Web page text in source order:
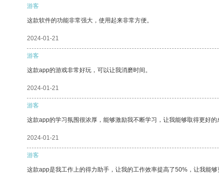
游客
这款软件的功能非常强大，使用起来非常方便。
2024-01-21
游客
这款app的游戏非常好玩，可以让我消磨时间。
2024-01-21
游客
这款app的学习氛围很浓厚，能够激励我不断学习，让我能够取得更好的
2024-01-21
游客
这款app是我工作上的得力助手，让我的工作效率提高了50%，让我能够